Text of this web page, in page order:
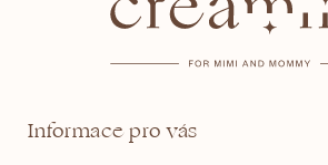
Informace pro vás